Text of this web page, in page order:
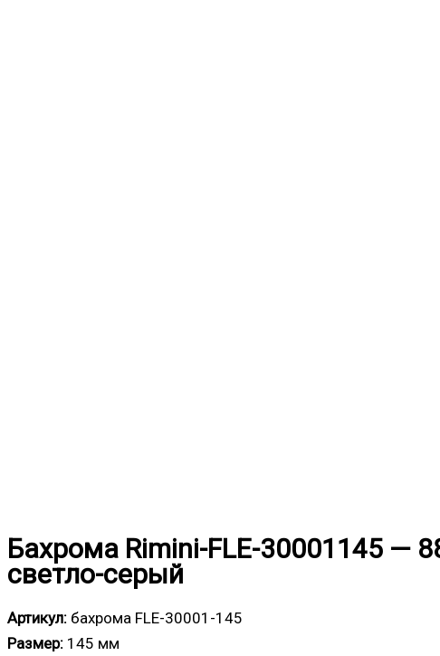
Бахрома Rimini-FLE-30001145 —
светло-серый
Артикул: бахрома FLE-30001-145
Размер: 145 мм